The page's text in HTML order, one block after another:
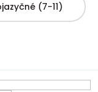
(7-11)